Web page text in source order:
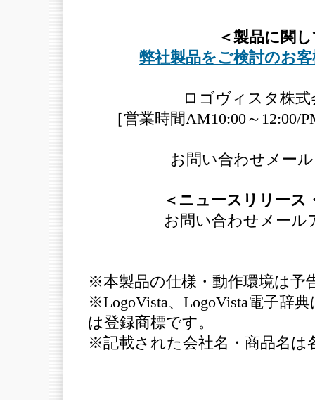
＜製品に関
弊社製品をご検討のお
ロゴヴィスタ株
［営業時間AM10:00～12:00/
お問い合わせメー
＜ニュースリリース
お問い合わせメール
※本製品の仕様・動作環境は予
※LogoVista、LogoVista電子辞
は登録商標です。
※記載された会社名・商品名は